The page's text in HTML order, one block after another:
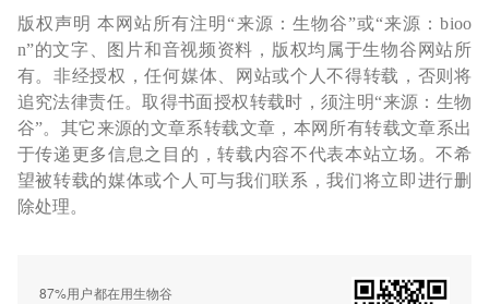
版权声明 本网站所有注明“来源：生物谷”或“来源：bioo
n”的文字、图片和音视频资料，版权均属于生物谷网站所
有。非经授权，任何媒体、网站或个人不得转载，否则将
追究法律责任。取得书面授权转载时，须注明“来源：生物
谷”。其它来源的文章系转载文章，本网所有转载文章系出
于传递更多信息之目的，转载内容不代表本站立场。不希
望被转载的媒体或个人可与我们联系，我们将立即进行删
除处理。
87%用户都在用生物谷